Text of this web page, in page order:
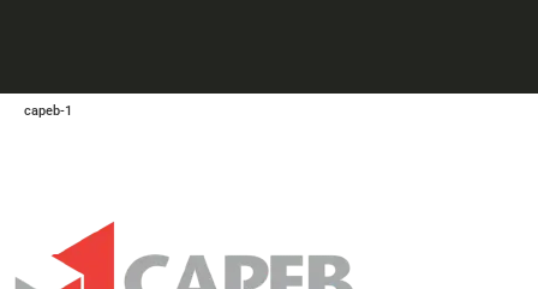
capeb-1